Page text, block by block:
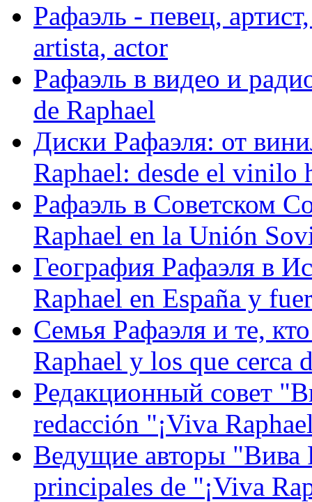
Рафаэль - певец,
artista, actor
Рафаэль в видео и
de Raphael
Диски Рафаэля: от
Raphael: desde el vinilo
Рафаэль в Советском
Raphael en la Unión
География Рафаэля в
Raphael en España y
Семья Рафаэля и те,
Raphael y los que cerca
Редакционный совет
redacción "¡Viva
Ведущие авторы "Вива
principales de "¡Viva